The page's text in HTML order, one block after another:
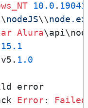
10.0 . 19041
nodeJS\\
Alura
15.1
1.0
error
Error: Failed